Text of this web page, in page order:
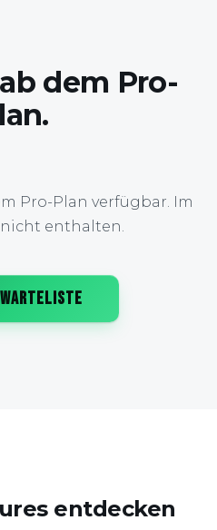
dem Pro-
Pro-Plan verfügbar. Im
enthalten.
entdecken